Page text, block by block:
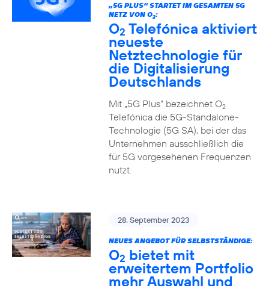
„5G PLUS“ STARTET IM GESAMTEN 5G
NETZ VON O2:
O2 Telefónica aktiviert
neueste
Netztechnologie für
die Digitalisierung
Deutschlands
Mit „5G Plus“ bezeichnet O2
Telefónica die 5G-Standalone-
Technologie (5G SA), bei der das
Unternehmen ausschließlich die
für 5G vorgesehenen Frequenzen
nutzt.
28. September 2023
NEUES ANGEBOT FÜR SELBSTSTÄNDIGE:
O2 bietet mit
erweitertem Portfolio
mehr Auswahl und